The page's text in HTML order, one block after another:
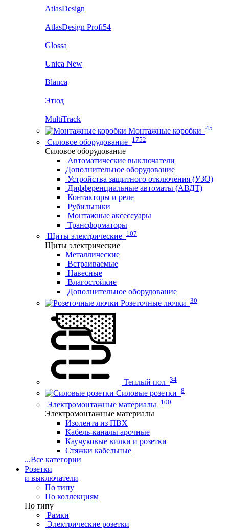
AtlasDesign
AtlasDesign Profi54
Glossa
Unica New
Blanca
Этюд
MultiTrack
Монтажные коробки 45
Силовое оборудование 1752
Силовое оборудование
Автоматические выключатели
Дополнительное оборудование
Устройства защитного отключения (УЗО)
Дифференциальные автоматы (АВДТ)
Контакторы и реле
Рубильники
Монтажные аксессуары
Трансформаторы
Щиты электрические 107
Щиты электрические
Металлические
Встраиваемые
Навесные
Влагостойкие
Дополнительное оборудование
Розеточные лючки 30
Теплый пол 34
Силовые розетки 8
Электромонтажные материалы 100
Электромонтажные материалы
Изолента из ПВХ
Кабель-каналы арочные
Каучуковые вилки и розетки
Стяжки кабельные
...Все категории
Розетки
и выключатели
По типу
По коллекциям
По типу
Рамки
Электрические розетки